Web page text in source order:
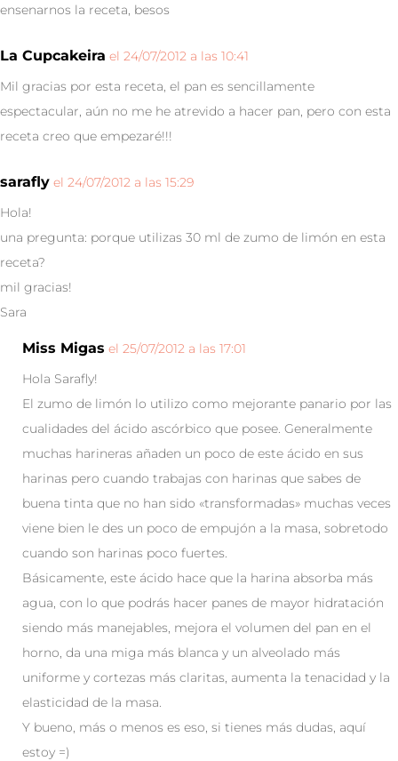
ensenarnos la receta, besos
La Cupcakeira el 24/07/2012 a las 10:41
Mil gracias por esta receta, el pan es sencillamente
espectacular, aún no me he atrevido a hacer pan, pero con esta
receta creo que empezaré!!!
sarafly el 24/07/2012 a las 15:29
Hola!
una pregunta: porque utilizas 30 ml de zumo de limón en esta
receta?
mil gracias!
Sara
Miss Migas el 25/07/2012 a las 17:01
Hola Sarafly!
El zumo de limón lo utilizo como mejorante panario por las
cualidades del ácido ascórbico que posee. Generalmente
muchas harineras añaden un poco de este ácido en sus
harinas pero cuando trabajas con harinas que sabes de
buena tinta que no han sido «transformadas» muchas veces
viene bien le des un poco de empujón a la masa, sobretodo
cuando son harinas poco fuertes.
Básicamente, este ácido hace que la harina absorba más
agua, con lo que podrás hacer panes de mayor hidratación
siendo más manejables, mejora el volumen del pan en el
horno, da una miga más blanca y un alveolado más
uniforme y cortezas más claritas, aumenta la tenacidad y la
elasticidad de la masa.
Y bueno, más o menos es eso, si tienes más dudas, aquí
estoy =)